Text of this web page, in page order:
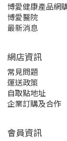
博愛健康產品網
博愛醫院
最新消息
網店資訊
常見問題
運送政策
自取點地址
企業訂購及合作
會員資訊